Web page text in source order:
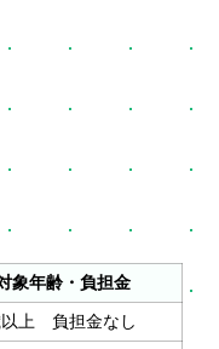
象年齢・負担金
以上 負担金なし